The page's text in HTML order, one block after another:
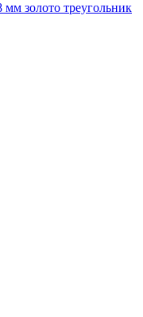
золото треугольник